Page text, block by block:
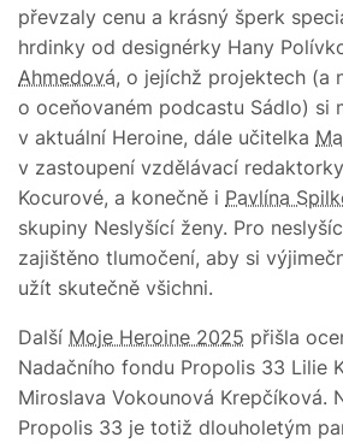
převzaly cenu a krásný šperk
hrdinky od designérky Hany
Ahmedová, o jejíchž projektech (a
o oceňovaném podcastu Sádlo) si
v aktuální Heroine, dále učitelka
v zastoupení vzdělávací
Kocurové, a konečně i Pavlína
skupiny Neslyšící ženy. Pro
zajištěno tlumočení, aby si
užít skutečně všichni.
Další Moje Heroine 2025 přišla
Nadačního fondu Propolis 33 Lilie
Miroslava Vokounová Krepčíková.
Propolis 33 je totiž dlouholetým